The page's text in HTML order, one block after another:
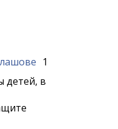
1
детей, в